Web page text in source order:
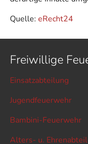
Quelle: eRecht24
Freiwillige
Einsatzabteilung
Jugendfeuerwehr
Bambini-Feuerwehr
Alters- u.